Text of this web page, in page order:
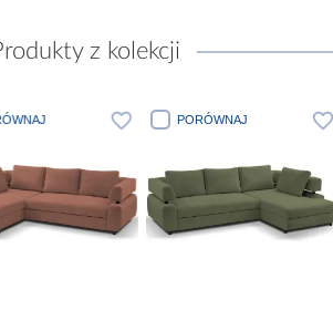
z kolekcji
PORÓWNAJ